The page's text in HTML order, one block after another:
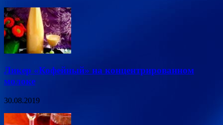
Ликер «Кофейный» на концентрированном
молоке
30.08.2019